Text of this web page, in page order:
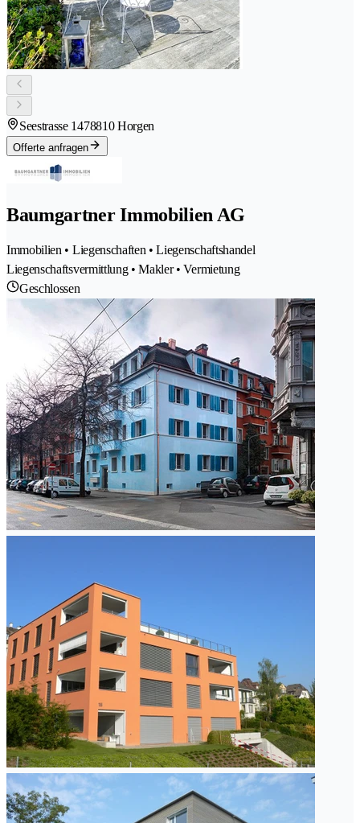
Seestrasse 1478810 Horgen
Offerte anfragen
Baumgartner Immobilien AG
Immobilien • Liegenschaften • Liegenschaftshandel
Liegenschaftsvermittlung • Makler • Vermietung
Geschlossen